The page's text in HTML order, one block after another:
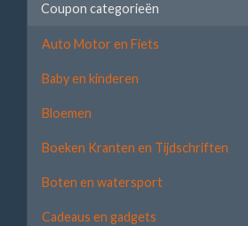
Coupon categorieën
Auto Motor en Fiets
Baby en kinderen
Bloemen
Boeken Kranten en Tijdschriften
Boten en watersport
Cadeaus en gadgets